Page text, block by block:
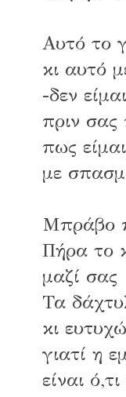
Αυτό το
κι αυτό
-δεν
πριν
πως
με
Μπράβο
Πήρα το
μαζί σας
Τα
κι
γιατί η
είναι